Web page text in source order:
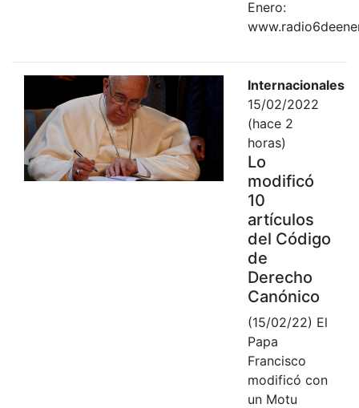
Enero:
Internacionales
15/02/2022
(hace 2
horas)
Lo
modificó
10
artículos
del Código
de
Derecho
Canónico
(15/02/22) El
Papa
Francisco
modificó con
un Motu